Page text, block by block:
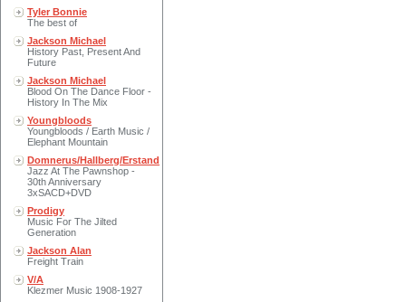
Tyler Bonnie
The best of
Jackson Michael
History Past, Present And
Future
Jackson Michael
Blood On The Dance Floor -
History In The Mix
Youngbloods
Youngbloods / Earth Music /
Elephant Mountain
Domnerus/Hallberg/Erstand
Jazz At The Pawnshop -
30th Anniversary
3xSACD+DVD
Prodigy
Music For The Jilted
Generation
Jackson Alan
Freight Train
V/A
Klezmer Music 1908-1927